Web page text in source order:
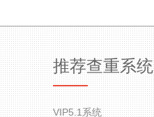
推荐查重系统
VIP5.1系统